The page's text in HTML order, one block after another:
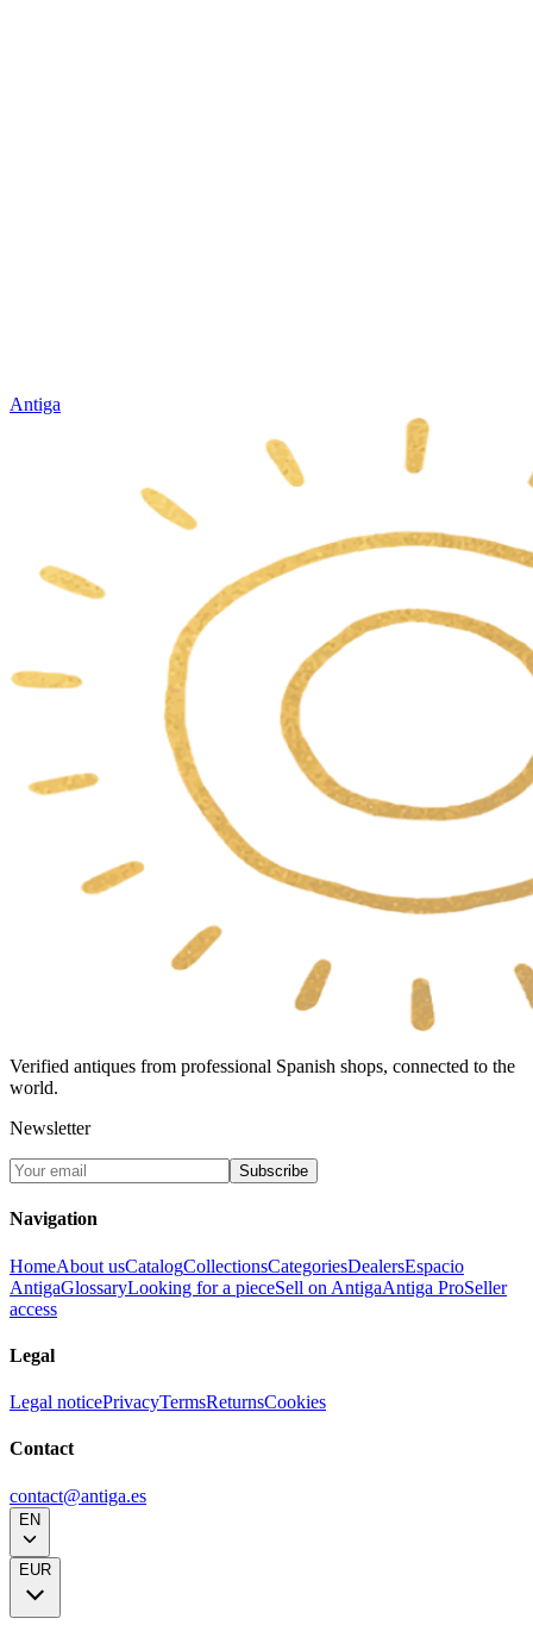
Antiga
Verified antiques from professional Spanish shops, connected to the
world.
Newsletter
Subscribe
Navigation
HomeAbout usCatalogCollectionsCategoriesDealersEspacio
AntigaGlossaryLooking for a pieceSell on AntigaAntiga ProSeller
access
Legal
Legal noticePrivacyTermsReturnsCookies
Contact
contact@antiga.es
EN
EUR